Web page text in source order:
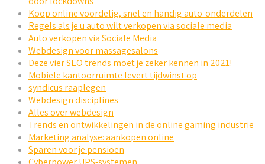
Koop online voordelig, snel en handig auto-onderdelen
Regels als je u auto wilt verkopen via sociale media
Auto verkopen via Sociale Media
Webdesign voor massagesalons
Deze vier SEO trends moet je zeker kennen in 2021!
Mobiele kantoorruimte levert tijdwinst op
syndicus raaplegen
Webdesign disciplines
Alles over webdesign
Trends en ontwikkelingen in de online gaming industrie
Marketing analyse: aankopen online
Sparen voor je pensioen